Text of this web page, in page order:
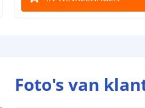
Foto's van